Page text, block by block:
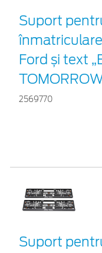
Suport
Ford și text
2569770
Suport